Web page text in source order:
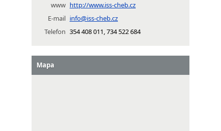
www http://www.iss-cheb.cz
E-mail info@iss-cheb.cz
Telefon 354 408 011, 734 522 684
Mapa